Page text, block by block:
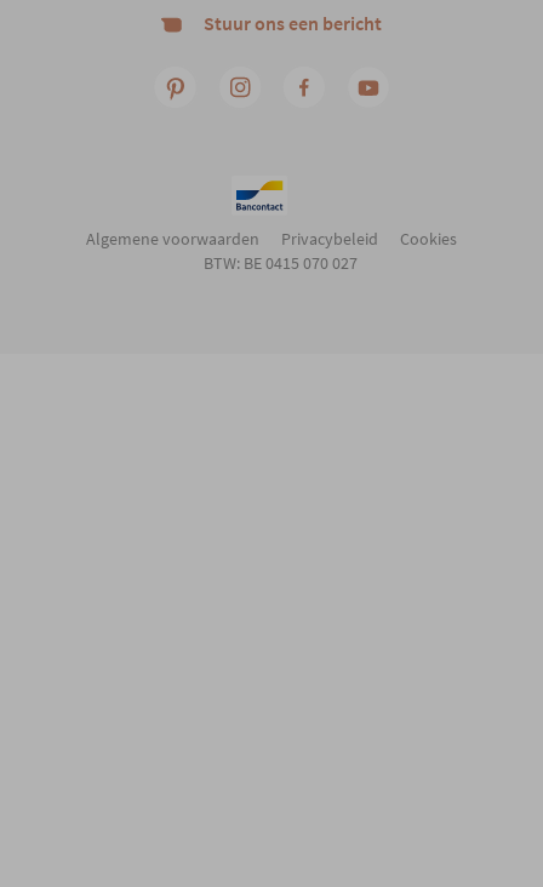
Stuur ons een bericht
Algemene voorwaarden Privacybeleid
Cookies
BTW: BE 0415 070 027